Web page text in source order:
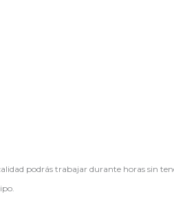
podrás trabajar durante horas sin